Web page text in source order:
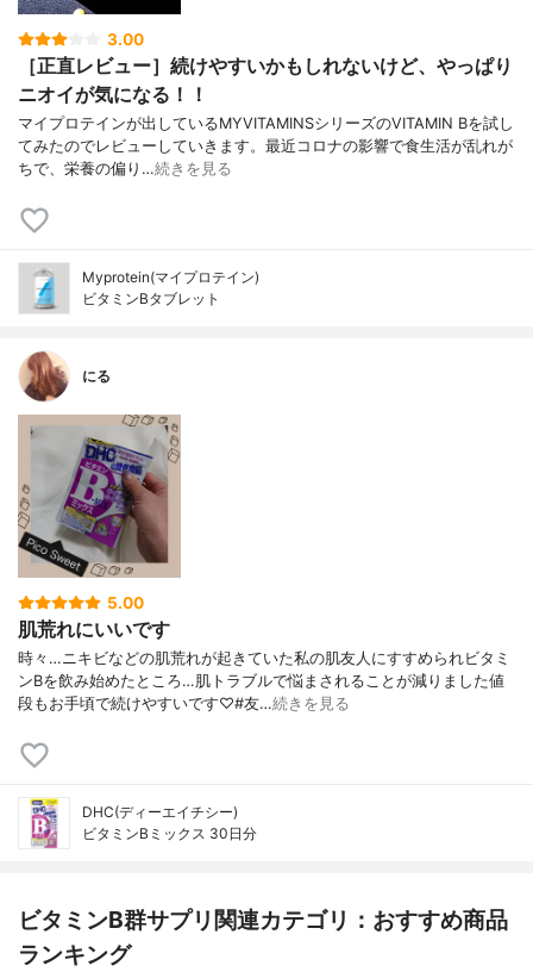
3.00
［正直レビュー］続けやすいかもしれないけど、やっぱり
ニオイが気になる！！
マイプロテインが出しているMYVITAMINSシリーズのVITAMIN Bを試し
てみたのでレビューしていきます。最近コロナの影響で食生活が乱れが
ちで、栄養の偏り…続きを見る
Myprotein(マイプロテイン)
ビタミンBタブレット
にる
5.00
肌荒れにいいです
時々…ニキビなどの肌荒れが起きていた私の肌友人にすすめられビタミ
ンBを飲み始めたところ…肌トラブルで悩まされることが減りました値
段もお手頃で続けやすいです♡#友…続きを見る
DHC(ディーエイチシー)
ビタミンBミックス 30日分
ビタミンB群サプリ関連カテゴリ：おすすめ商品
ランキング